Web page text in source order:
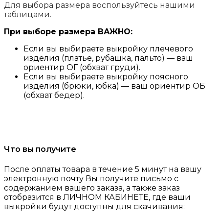
Для выбора размера воспользуйтесь нашими
таблицами.
При выборе размера ВАЖНО:
Если вы выбираете выкройку плечевого
изделия (платье, рубашка, пальто) — ваш
ориентир ОГ (обхват груди).
Если вы выбираете выкройку поясного
изделия (брюки, юбка) — ваш ориентир ОБ
(обхват бедер).
Что вы получите
После оплаты товара в течение 5 минут на вашу
электронную почту Вы получите письмо с
содержанием вашего заказа, а также заказ
отобразится в ЛИЧНОМ КАБИНЕТЕ, где ваши
выкройки будут доступны для скачивания: